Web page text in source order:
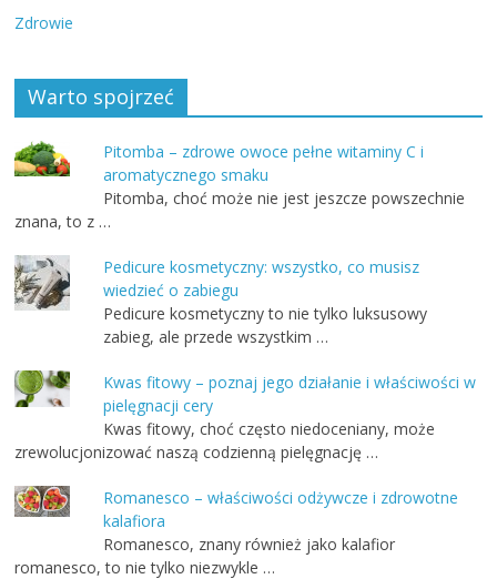
Zdrowie
Warto spojrzeć
Pitomba – zdrowe owoce pełne witaminy C i
aromatycznego smaku
Pitomba, choć może nie jest jeszcze powszechnie
znana, to z …
Pedicure kosmetyczny: wszystko, co musisz
wiedzieć o zabiegu
Pedicure kosmetyczny to nie tylko luksusowy
zabieg, ale przede wszystkim …
Kwas fitowy – poznaj jego działanie i właściwości w
pielęgnacji cery
Kwas fitowy, choć często niedoceniany, może
zrewolucjonizować naszą codzienną pielęgnację …
Romanesco – właściwości odżywcze i zdrowotne
kalafiora
Romanesco, znany również jako kalafior
romanesco, to nie tylko niezwykle …